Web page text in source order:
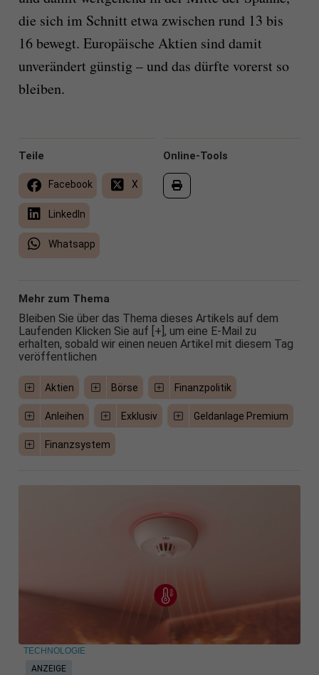
die sich im Schnitt etwa zwischen rund 13 bis
16 bewegt. Europäische Aktien sind damit
unverändert günstig – und das dürfte vorerst so
bleiben.
Online-Tools
Teile
Facebook X
LinkedIn
Whatsapp
Mehr zum Thema
Bleiben Sie über das Thema dieses Artikels auf dem
Laufenden Klicken Sie auf [+], um eine E-Mail zu
erhalten, sobald wir einen neuen Artikel mit diesem Tag
veröffentlichen
Aktien Börse Finanzpolitik
Anleihen Exklusiv Geldanlage Premium
Finanzsystem
ANZEIGE
TECHNOLOGIE